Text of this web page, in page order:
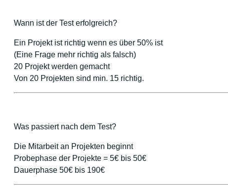
Wann ist der Test erfolgreich?
Ein Projekt ist richtig wenn es über 50% ist
(Eine Frage mehr richtig als falsch)
20 Projekt werden gemacht
Von 20 Projekten sind min. 15 richtig.
Was passiert nach dem Test?
Die Mitarbeit an Projekten beginnt
Probephase der Projekte = 5€ bis 50€
Dauerphase 50€ bis 190€